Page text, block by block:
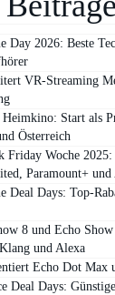
Day 2026: Beste
VR‑Streaming
Start als
Österreich
Friday Woche
Paramount+ und
Deal Days: Top-
8 und Echo
und Alexa
Echo Dot Max
Deal Days: